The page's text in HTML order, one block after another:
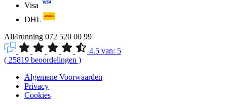
Visa
DHL
All4running 072 520 00 99
4.5 van: 5
( 25819 beoordelingen )
Algemene Voorwaarden
Privacy
Cookies